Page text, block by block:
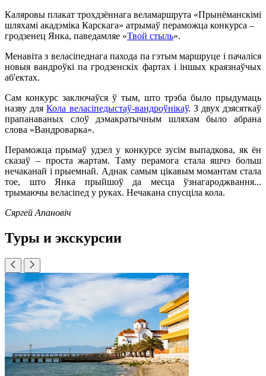
Каляровы плакат трохдзённага веламаршрута «Прынёманскімі
шляхамі акадэміка Карскага» атрымаў пераможца конкурса –
гродзенец Янка, паведамляе «Твой стыль».
Менавіта з веласіпеднага пахода па гэтым маршруце і пачаліся
новыя вандроўкі па гродзенскіх фартах і іншых краязнаўчых
аб'ектах.
Сам конкурс заключаўся ў тым, што трэба было прыдумаць
назву дляКола веласіпедыстаў-вандроўнікаў. З двух дзясяткаў
прапанаваных слоў дэмакратычным шляхам было абрана
слова «Вандроварка».
Пераможца прымаў удзел у конкурсе зусім выпадкова, як ён
сказаў – проста жартам. Таму перамога стала яшчэ больш
нечаканай і прыемнай. Аднак самым цікавым момантам стала
тое, што Янка прыйшоў да месца ўзнагароджвання...
трымаючы веласіпед у руках. Нечакана спусціла кола.
Сяргей Апановіч
Туры и экскурсии